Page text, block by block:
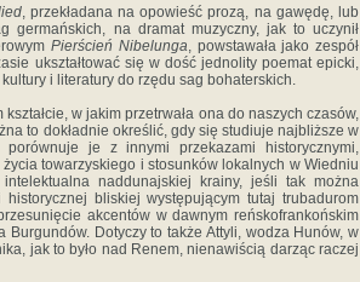
, przekładana na opowieść prozą, na gawędę, lub
germańskich, na dramat muzyczny, jak to uczynił
Pierścień Nibelunga, powstawała jako zespół
ukształtować się w dość jednolity poemat epicki,
i literatury do rzędu sag bohaterskich.
w jakim przetrwała ona do naszych czasów,
to dokładnie określić, gdy się studiuje najbliższe w
je z innymi przekazami historycznymi,
towarzyskiego i stosunków lokalnych w Wiedniu
naddunajskiej krainy, jeśli tak można
bliskiej występującym tutaj trubadurom
akcentów w dawnym reńskofrankońskim
Dotyczy to także Attyli, wodza Hunów, w
jak to było nad Renem, nienawiścią darząc raczej